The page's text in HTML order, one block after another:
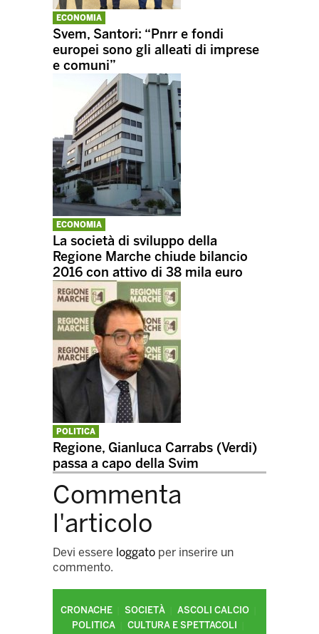
ECONOMIA
Svem, Santori: “Pnrr e fondi
europei sono gli alleati di imprese
e comuni”
ECONOMIA
La società di sviluppo della
Regione Marche chiude bilancio
2016 con attivo di 38 mila euro
POLITICA
Regione, Gianluca Carrabs (Verdi)
passa a capo della Svim
Commenta
l'articolo
Devi essere loggato per inserire un
commento.
CRONACHE SOCIETÀ
ASCOLI CALCIO
POLITICA
CULTURA E SPETTACOLI